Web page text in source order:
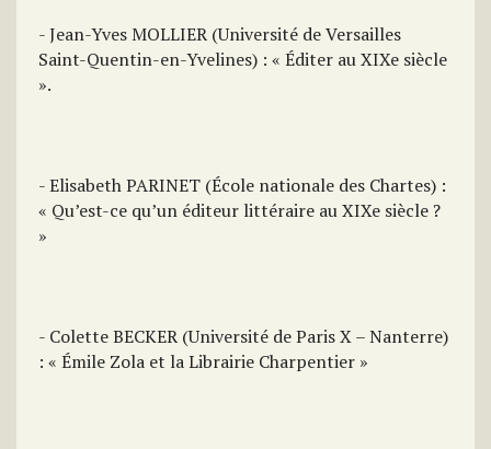
- Jean-Yves MOLLIER (Université de Versailles
Saint-Quentin-en-Yvelines) : « Éditer au XIXe siècle
».
- Elisabeth PARINET (École nationale des Chartes) :
« Qu’est-ce qu’un éditeur littéraire au XIXe siècle ?
»
- Colette BECKER (Université de Paris X – Nanterre)
: « Émile Zola et la Librairie Charpentier »